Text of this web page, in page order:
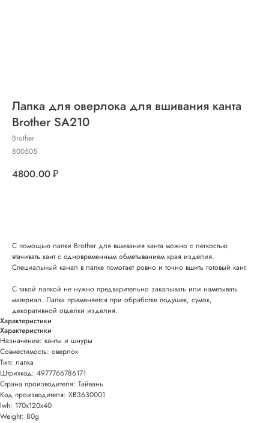
Лапка для оверлока для вшивания канта
Brother SA210
Brother
800505
4800.00₽
С помощью лапки Brother для вшивания канта можно с легкостью
втачивать кант с одновременным обметыванием края изделия.
Специальный канал в лапке помогает ровно и точно вшить готовый кант.
С такой лапкой не нужно предварительно закалывать или наметывать
материал. Лапка применяется при обработке подушек, сумок,
декоративной отделки изделия.
Характеристики
Характеристики
Назначение: канты и шнуры
Совместимость: оверлок
Тип: лапка
Штрихкод: 4977766786171
Страна производителя: Тайвань
Код производителя: XB3630001
lwh: 170x120x40
Weight: 80g